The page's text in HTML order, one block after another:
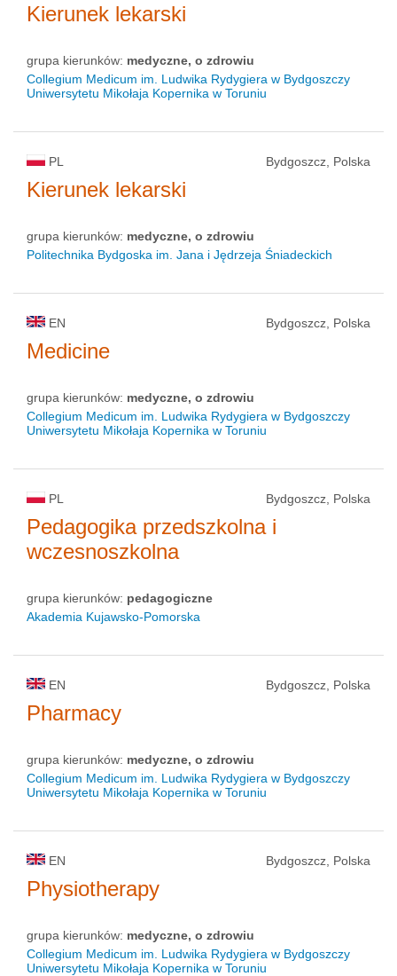
Kierunek lekarski
grupa kierunków: medyczne, o zdrowiu
Collegium Medicum im. Ludwika Rydygiera w Bydgoszczy
Uniwersytetu Mikołaja Kopernika w Toruniu
PL Bydgoszcz, Polska
Kierunek lekarski
grupa kierunków: medyczne, o zdrowiu
Politechnika Bydgoska im. Jana i Jędrzeja Śniadeckich
EN Bydgoszcz, Polska
Medicine
grupa kierunków: medyczne, o zdrowiu
Collegium Medicum im. Ludwika Rydygiera w Bydgoszczy
Uniwersytetu Mikołaja Kopernika w Toruniu
PL Bydgoszcz, Polska
Pedagogika przedszkolna i
wczesnoszkolna
grupa kierunków: pedagogiczne
Akademia Kujawsko-Pomorska
EN Bydgoszcz, Polska
Pharmacy
grupa kierunków: medyczne, o zdrowiu
Collegium Medicum im. Ludwika Rydygiera w Bydgoszczy
Uniwersytetu Mikołaja Kopernika w Toruniu
EN Bydgoszcz, Polska
Physiotherapy
grupa kierunków: medyczne, o zdrowiu
Collegium Medicum im. Ludwika Rydygiera w Bydgoszczy
Uniwersytetu Mikołaja Kopernika w Toruniu